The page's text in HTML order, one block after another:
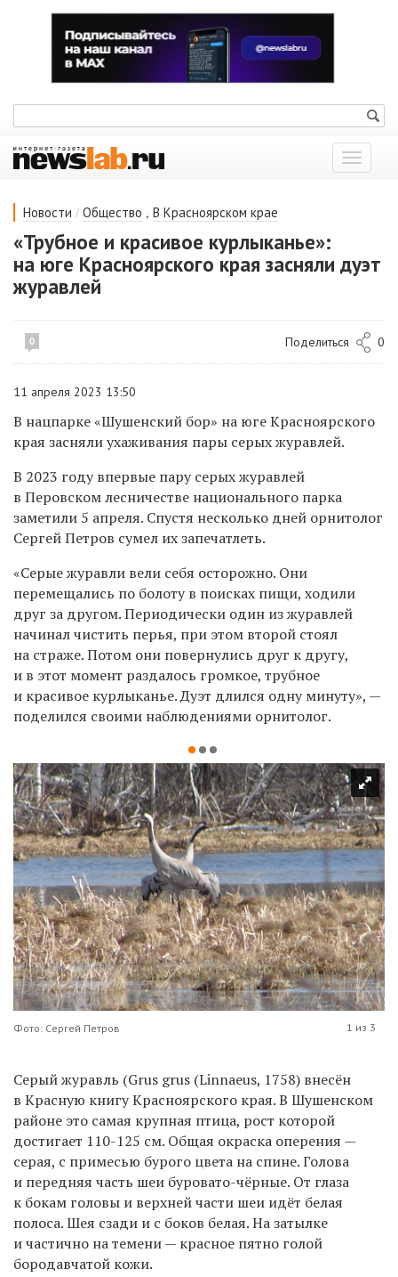
Показать
меню
Новости / Общество , В Красноярском крае
«Трубное и красивое курлыканье»:
на юге Красноярского края засняли дуэт
журавлей
0 Поделиться 0
11 апреля 2023 13:50
В нацпарке «Шушенский бор» на юге Красноярского
края засняли ухаживания пары серых журавлей.
В 2023 году впервые пару серых журавлей
в Перовском лесничестве национального парка
заметили 5 апреля. Спустя несколько дней орнитолог
Сергей Петров сумел их запечатлеть.
«Серые журавли вели себя осторожно. Они
перемещались по болоту в поисках пищи, ходили
друг за другом. Периодически один из журавлей
начинал чистить перья, при этом второй стоял
на страже. Потом они повернулись друг к другу,
и в этот момент раздалось громкое, трубное
и красивое курлыканье. Дуэт длился одну минуту», —
поделился своими наблюдениями орнитолог.
Фото: Сергей Петров 1 из 3
Серый журавль (Grus grus (Linnaeus, 1758) внесён
в Красную книгу Красноярского края. В Шушенском
районе это самая крупная птица, рост которой
достигает 110-125 см. Общая окраска оперения —
серая, с примесью бурого цвета на спине. Голова
и передняя часть шеи буровато-чёрные. От глаза
к бокам головы и верхней части шеи идёт белая
полоса. Шея сзади и с боков белая. На затылке
и частично на темени — красное пятно голой
бородавчатой кожи.